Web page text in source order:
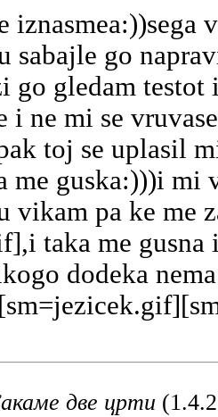
sabajle go
go gledam testot
i ne mi se
toj se uplasil
me guska:)))i mi
vikam pa ke
taka me gusna
dodeka
две црти